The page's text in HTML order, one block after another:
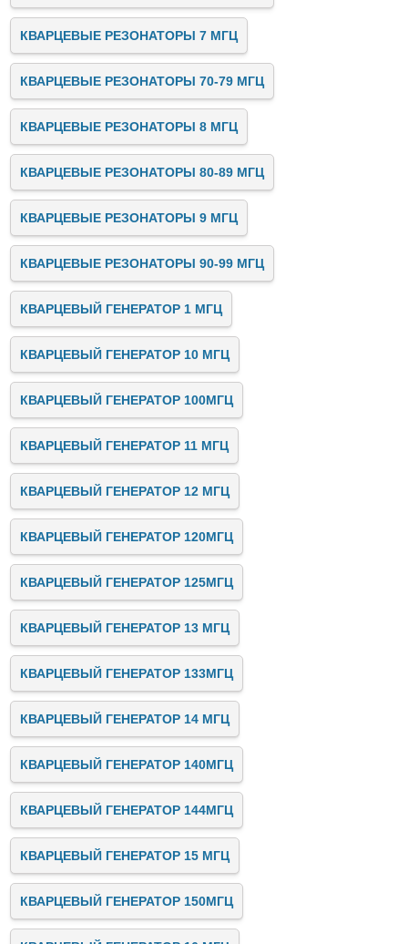
КВАРЦЕВЫЕ РЕЗОНАТОРЫ 7 МГЦ
КВАРЦЕВЫЕ РЕЗОНАТОРЫ 70-79 МГЦ
КВАРЦЕВЫЕ РЕЗОНАТОРЫ 8 МГЦ
КВАРЦЕВЫЕ РЕЗОНАТОРЫ 80-89 МГЦ
КВАРЦЕВЫЕ РЕЗОНАТОРЫ 9 МГЦ
КВАРЦЕВЫЕ РЕЗОНАТОРЫ 90-99 МГЦ
КВАРЦЕВЫЙ ГЕНЕРАТОР 1 МГЦ
КВАРЦЕВЫЙ ГЕНЕРАТОР 10 МГЦ
КВАРЦЕВЫЙ ГЕНЕРАТОР 100МГЦ
КВАРЦЕВЫЙ ГЕНЕРАТОР 11 МГЦ
КВАРЦЕВЫЙ ГЕНЕРАТОР 12 МГЦ
КВАРЦЕВЫЙ ГЕНЕРАТОР 120МГЦ
КВАРЦЕВЫЙ ГЕНЕРАТОР 125МГЦ
КВАРЦЕВЫЙ ГЕНЕРАТОР 13 МГЦ
КВАРЦЕВЫЙ ГЕНЕРАТОР 133МГЦ
КВАРЦЕВЫЙ ГЕНЕРАТОР 14 МГЦ
КВАРЦЕВЫЙ ГЕНЕРАТОР 140МГЦ
КВАРЦЕВЫЙ ГЕНЕРАТОР 144МГЦ
КВАРЦЕВЫЙ ГЕНЕРАТОР 15 МГЦ
КВАРЦЕВЫЙ ГЕНЕРАТОР 150МГЦ